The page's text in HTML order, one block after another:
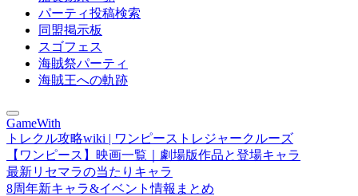
パーティ投稿検索
同盟掲示板
スゴフェス
海賊祭パーティ
海賊王への軌跡
GameWith
トレクル攻略wiki | ワンピーストレジャークルーズ
【ワンピース】映画一覧｜劇場版作品と登場キャラ
最新リセマラの当たりキャラ
8周年新キャラ&イベント情報まとめ